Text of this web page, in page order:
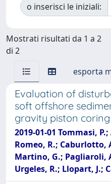
o inserisci le iniziali:
Mostrati risultati da 1 a 2
di 2
esporta
Evaluation of
soft offshore
gravity piston
2019-01-01 Tommasi,
Romeo, R.; Caburlotto,
Martino, G.; Pagliaroli,
Urgeles, R.; Llopart, J.;